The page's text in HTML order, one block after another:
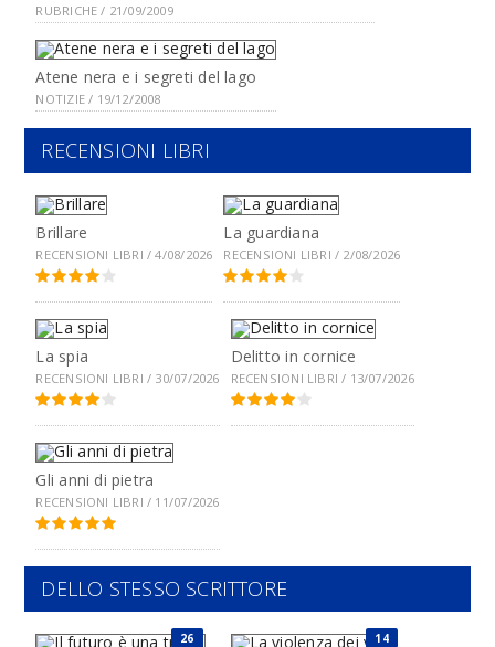
RUBRICHE / 21/09/2009
Atene nera e i segreti del lago
NOTIZIE / 19/12/2008
RECENSIONI LIBRI
Brillare
RECENSIONI LIBRI / 4/08/2026
La guardiana
RECENSIONI LIBRI / 2/08/2026
La spia
RECENSIONI LIBRI / 30/07/2026
Delitto in cornice
RECENSIONI LIBRI / 13/07/2026
Gli anni di pietra
RECENSIONI LIBRI / 11/07/2026
DELLO STESSO SCRITTORE
26 14